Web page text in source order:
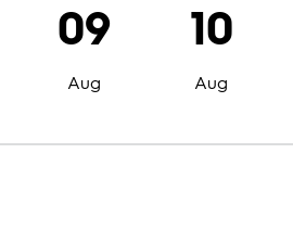
09
Aug
10
Aug